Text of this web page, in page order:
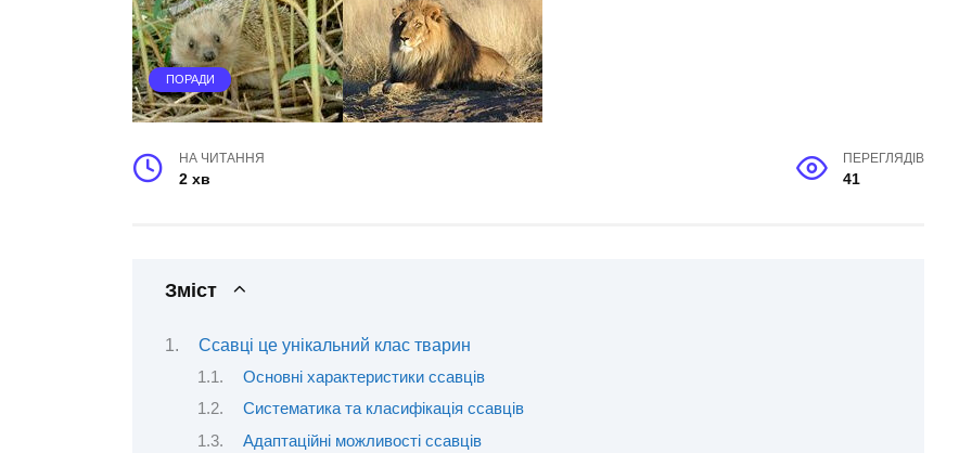
ПОРАДИ
НА ЧИТАННЯ
2 хв
ПЕРЕГЛЯДІВ
41
Зміст
Ссавці це унікальний клас тварин
Основні характеристики ссавців
Систематика та класифікація ссавців
Адаптаційні можливості ссавців